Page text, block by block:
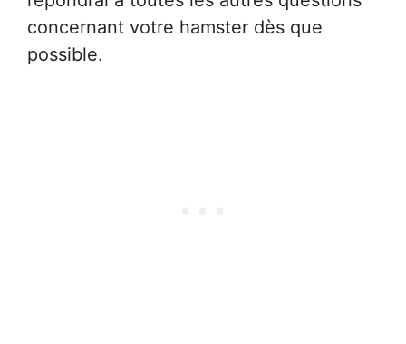
concernant votre hamster dès que
possible.